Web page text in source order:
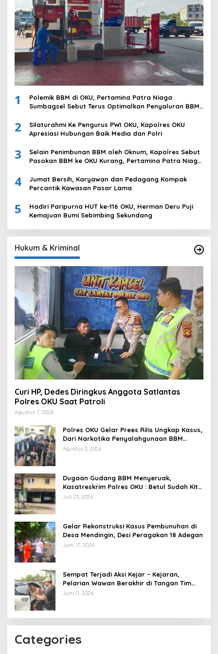
1
Polemik BBM di OKU, Pertamina Patra Niaga
Sumbagsel Sebut Terus Optimalkan Penyaluran BBM
Komering Ulu
2
Silaturahmi Ke Pengurus PWI OKU, Kapolres OKU
Apresiasi Hubungan Baik Media dan Polri
3
Selain Penimbunan BBM oleh Oknum, Kapolres Sebut
Pasokan BBM ke OKU Kurang, Pertamina Patra Niaga
4
Jumat Bersih, Karyawan dan Pedagang Kompak
Percantik Kawasan Pasar Lama
5
Hadiri Paripurna HUT ke-116 OKU, Herman Deru Puji
Kemajuan Bumi Sebimbing Sekundang
Hukum & Kriminal
Curi HP, Dedes Diringkus Anggota Satlantas
Polres OKU Saat Patroli
Agustus 7, 2026
Polres OKU Gelar Prees Rilis Ungkap Kasus,
Dari Narkotika Penyalahgunaan BBM
Hingga Kasus Korupsi
Agustus 3, 2026
Dugaan Gudang BBM Menyeruak,
Kasatreskrim Polres OKU : Betul Sudah Kita
Pasang Police Line
Juli 23, 2026
Gelar Rekonstruksi Kasus Pembunuhan di
Desa Mendingin, Desi Peragakan 18 Adegan
Juni 17, 2026
Sempat Terjadi Aksi Kejar – Kejaran,
Pelarian Wawan Berakhir di Tangan Tim
Opsnal Polsek Lubuk Batang, Kaki
Juni 11, 2026
Categories